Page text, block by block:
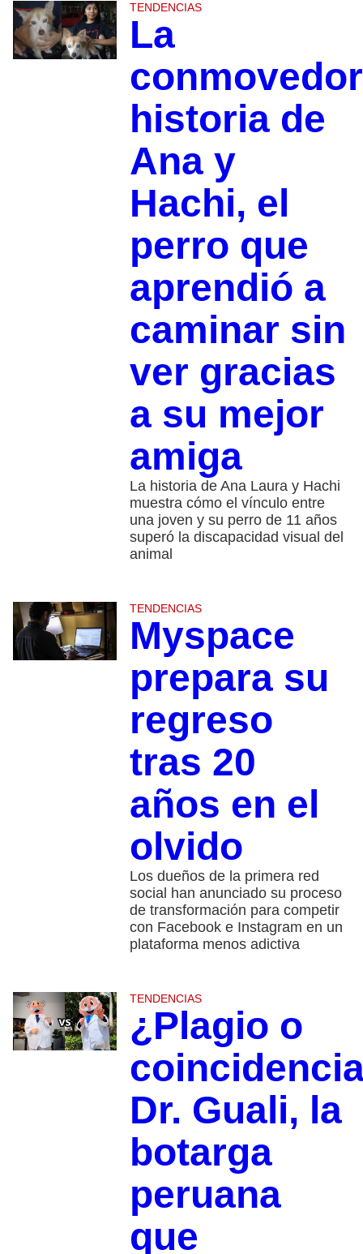
TENDENCIAS
La
historia de
Ana y
Hachi, el
perro que
aprendió a
caminar sin
ver gracias
a su mejor
amiga
La historia de Ana Laura y Hachi
muestra cómo el vínculo entre
una joven y su perro de 11 años
superó la discapacidad visual del
animal
TENDENCIAS
Myspace
prepara su
regreso
tras 20
años en el
olvido
Los dueños de la primera red
social han anunciado su proceso
de transformación para competir
con Facebook e Instagram en un
plataforma menos adictiva
TENDENCIAS
¿Plagio o
Dr. Guali, la
botarga
peruana
que